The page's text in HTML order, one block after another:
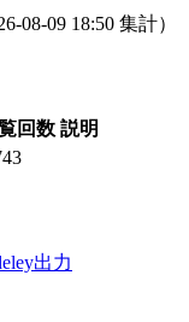
08-09 18:50 集計）
回数 説明
出力